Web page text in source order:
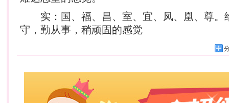
实：国、福、昌、室、宜、凤、凰、尊。
守，勤从事，稍顽固的感觉